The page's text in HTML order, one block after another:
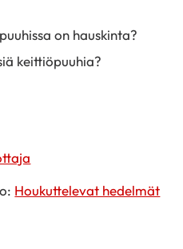
on hauskinta?
keittiöpuuhia?
Houkuttelevat hedelmät